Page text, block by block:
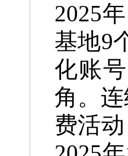
2025
基地9
化账
角。
费活